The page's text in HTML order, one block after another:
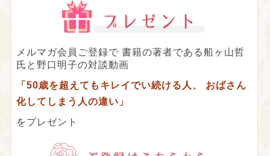
メルマガ会員ご登録で 書籍の著者である船ヶ山哲
氏と野口明子の対談動画
「50歳を超えてもキレイでい続ける人、
おばさん
化してしまう人の違い」
をプレゼント